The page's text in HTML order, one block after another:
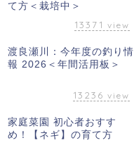
て方＜栽培中＞
13371 view
渡良瀬川：今年度の釣り情
報 2026＜年間活用板＞
13236 view
家庭菜園 初心者おすす
め！【ネギ】の育て方